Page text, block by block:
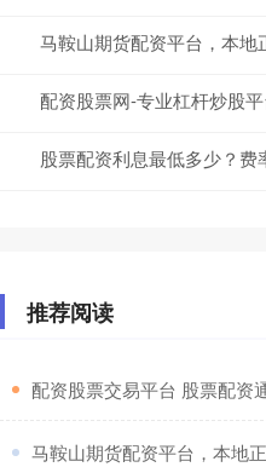
马鞍山期货配资平台，本地
配资股票网-专业杠杆炒股
股票配资利息最低多少？费
推荐阅读
配资股票交易平台 股票配资
马鞍山期货配资平台，本地